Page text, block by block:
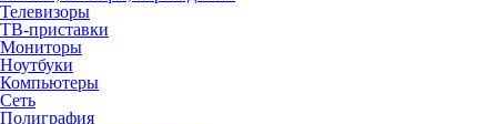
Телевизоры
ТВ-приставки
Мониторы
Ноутбуки
Компьютеры
Сеть
Полиграфия